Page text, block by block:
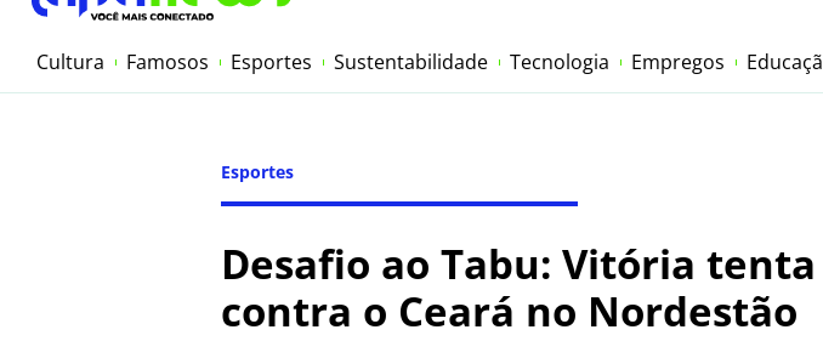
Cultura Famosos Esportes Sustentabilidade Tecnologia Empregos
Esportes
Desafio ao Tabu: Vitória
contra o Ceará no Nordestão